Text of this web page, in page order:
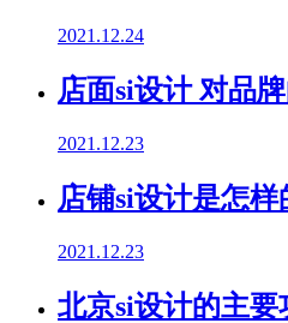
2021.12.24
店面si设计 对品
2021.12.23
店铺si设计是怎样
2021.12.23
北京si设计的主要